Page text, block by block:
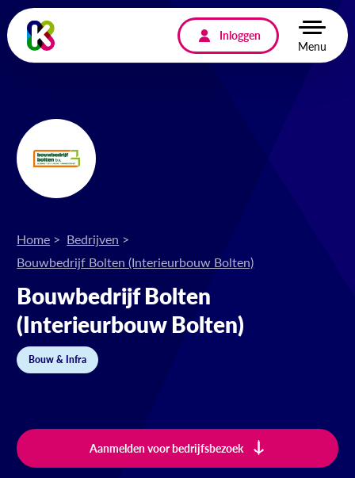
Inloggen
Menu
Home
Bedrijven
Bouwbedrijf Bolten (Interieurbouw Bolten)
Bouwbedrijf Bolten
(Interieurbouw Bolten)
Bouw & Infra
Aanmelden voor bedrijfsbezoek